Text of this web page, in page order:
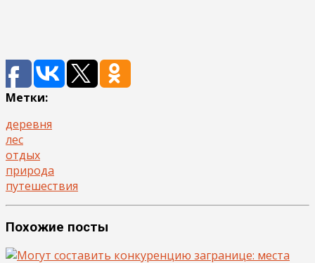
Метки:
деревня
лес
отдых
природа
путешествия
Похожие посты